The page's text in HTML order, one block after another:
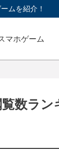
ムを紹介！
マホゲーム
数ラン